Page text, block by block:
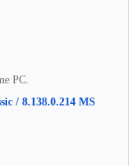
PC.
/ 8.138.0.214 MS